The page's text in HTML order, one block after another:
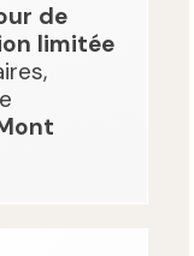
de
limitée